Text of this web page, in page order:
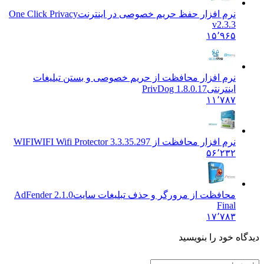
نرم افزار حفظ حریم خصوصی در اینترنت
One Click Privacy
۱۵٬۹۶۵
نرم افزار محافظت از حریم خصوصی و بستن تبلیغات
PrivDog 1.8.0.17
۱۱٬۷۸۷
نرم افزار محافظت از WIFIWIFI Wifi Protector 3.3.35.297
۵۶٬۲۳۲
محافظت از مرورگر و حذف تبلیغات سایتAdFender 2.1.0
۱۷٬۷۸۳
خود را بنویسید